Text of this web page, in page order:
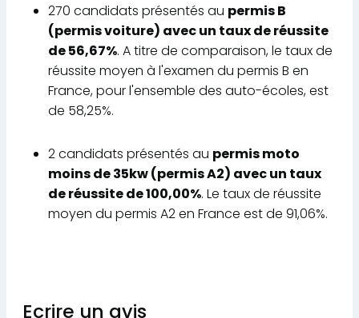
270 candidats présentés au permis B
(permis voiture) avec un taux de réussite
de 56,67%. A titre de comparaison, le taux de
réussite moyen à l'examen du permis B en
France, pour l'ensemble des auto-écoles, est
de 58,25%.
2 candidats présentés au permis moto
moins de 35kw (permis A2) avec un taux
de réussite de 100,00%. Le taux de réussite
moyen du permis A2 en France est de 91,06%.
Ecrire un avis